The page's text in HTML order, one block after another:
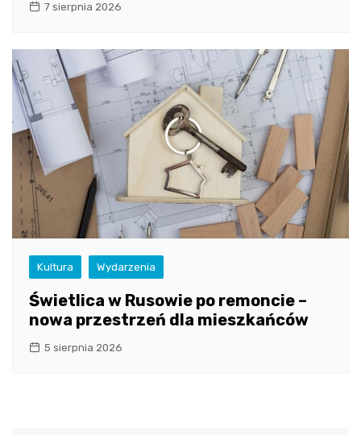
7 sierpnia 2026
Kultura Wydarzenia
Świetlica w Rusowie po remoncie –
nowa przestrzeń dla mieszkańców
5 sierpnia 2026